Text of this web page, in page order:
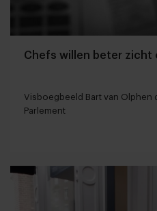
Chefs willen beter zicht
Visboegbeeld Bart van Olphen
Parlement